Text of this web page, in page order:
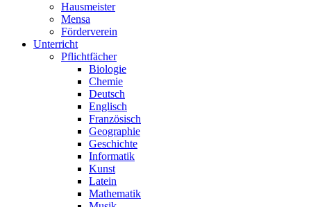
Hausmeister
Mensa
Förderverein
Unterricht
Pflichtfächer
Biologie
Chemie
Deutsch
Englisch
Französisch
Geographie
Geschichte
Informatik
Kunst
Latein
Mathematik